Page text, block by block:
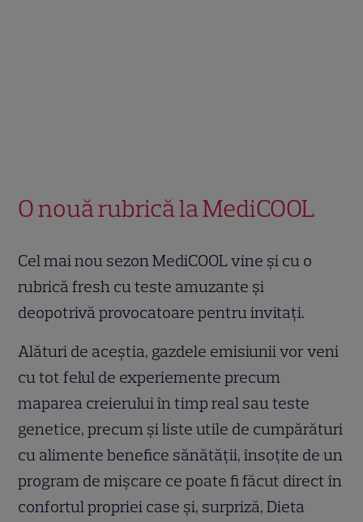
O nouă rubrică la MediCOOL
Cel mai nou sezon MediCOOL vine şi cu o
rubrică fresh cu teste amuzante şi
deopotrivă provocatoare pentru invitaţi.
Alături de aceştia, gazdele emisiunii vor veni
cu tot felul de experiemente precum
maparea creierului în timp real sau teste
genetice, precum şi liste utile de cumpărături
cu alimente benefice sănătăţii, însoţite de un
program de mişcare ce poate fi făcut direct în
confortul propriei case şi, surpriză, Dieta